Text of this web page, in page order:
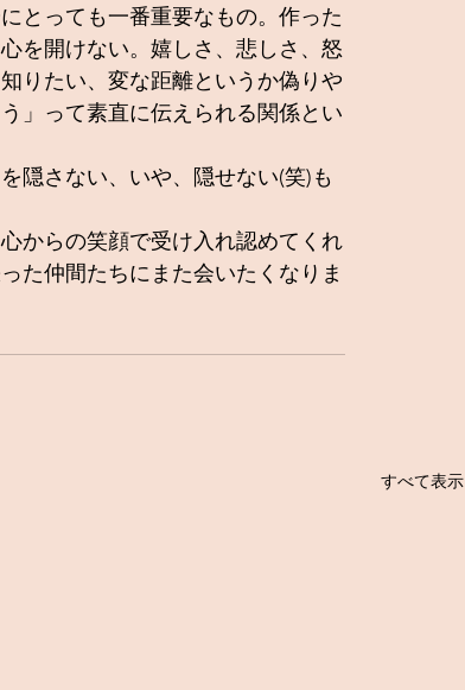
とっても一番重要なもの。作った
を開けない。嬉しさ、悲しさ、怒
りたい、変な距離というか偽りや
」って素直に伝えられる関係とい
隠さない、いや、隠せない(笑)も
からの笑顔で受け入れ認めてくれ
た仲間たちにまた会いたくなりま
すべて表示